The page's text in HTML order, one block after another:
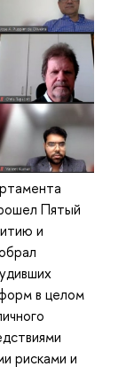
Пятый
и
в целом
рисками и